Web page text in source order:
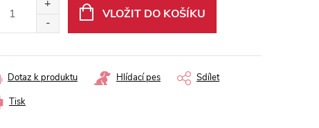
VLOŽIT DO KOŠÍKU
Tisk
Dotaz k produktu Hlídací pes Sdílet